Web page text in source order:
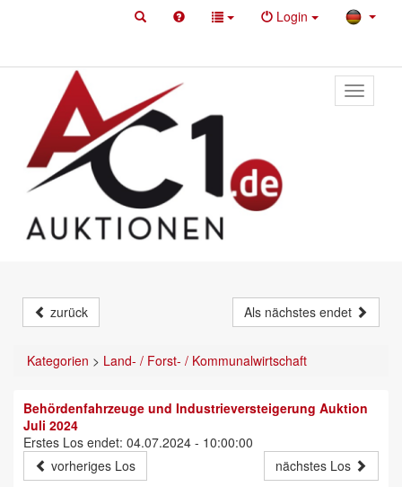
Login
Toggle
primary
zurück Als nächstes endet
Kategorien > Land- / Forst- / Kommunalwirtschaft
Behördenfahrzeuge und Industrieversteigerung Auktion
Juli 2024
Erstes Los endet: 04.07.2024 - 10:00:00
vorheriges Los
nächstes Los